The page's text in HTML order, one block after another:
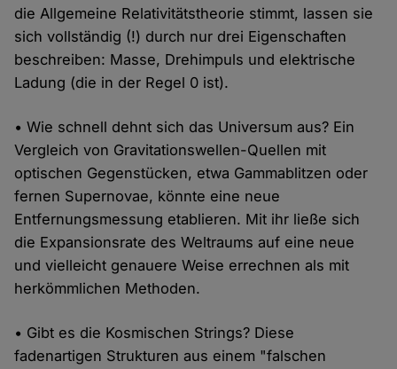
die Allgemeine Relativitätstheorie stimmt, lassen sie
sich vollständig (!) durch nur drei Eigenschaften
beschreiben: Masse, Drehimpuls und elektrische
Ladung (die in der Regel 0 ist).
• Wie schnell dehnt sich das Universum aus? Ein
Vergleich von Gravitationswellen-Quellen mit
optischen Gegenstücken, etwa Gammablitzen oder
fernen Supernovae, könnte eine neue
Entfernungsmessung etablieren. Mit ihr ließe sich
die Expansionsrate des Weltraums auf eine neue
und vielleicht genauere Weise errechnen als mit
herkömmlichen Methoden.
• Gibt es die Kosmischen Strings? Diese
fadenartigen Strukturen aus einem "falschen